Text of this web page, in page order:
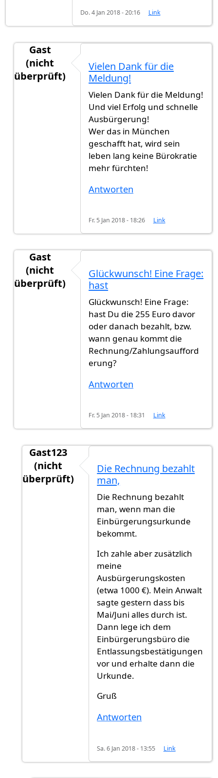
Do. 4 Jan 2018 - 20:16 Link
Gast
(nicht
überprüft)
Vielen Dank für die
Meldung!
Vielen Dank für die Meldung!
Und viel Erfolg und schnelle
Ausbürgerung!
Wer das in München
geschafft hat, wird sein
leben lang keine Bürokratie
mehr fürchten!
Antworten
Fr. 5 Jan 2018 - 18:26 Link
Gast
(nicht
überprüft)
Heute habe ich die von gast123
Glückwunsch! Eine Frage:
hast
Glückwunsch! Eine Frage:
hast Du die 255 Euro davor
oder danach bezahlt, bzw.
wann genau kommt die
Rechnung/Zahlungsaufford
erung?
Antworten
Fr. 5 Jan 2018 - 18:31 Link
Gast123
(nicht
überprüft)
Glückwunsch! Eine Frage: hast
Die Rechnung bezahlt
man,
Die Rechnung bezahlt
man, wenn man die
Einbürgerungsurkunde
bekommt.
Ich zahle aber zusätzlich
meine
Ausbürgerungskosten
(etwa 1000 €). Mein Anwalt
sagte gestern dass bis
Mai/Juni alles durch ist.
Dann lege ich dem
Einbürgerungsbüro die
Entlassungsbestätigungen
vor und erhalte dann die
Urkunde.
Gruß
Antworten
Sa. 6 Jan 2018 - 13:55 Link